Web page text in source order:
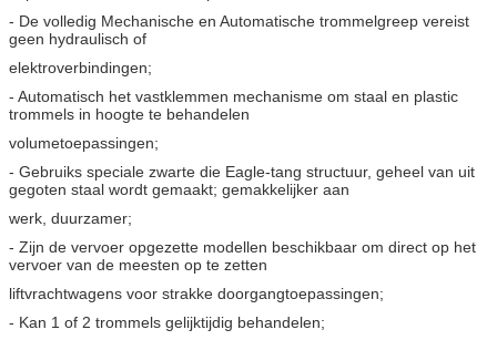
- De volledig Mechanische en Automatische trommelgreep vereist
geen hydraulisch of
elektroverbindingen;
- Automatisch het vastklemmen mechanisme om staal en plastic
trommels in hoogte te behandelen
volumetoepassingen;
- Gebruiks speciale zwarte die Eagle-tang structuur, geheel van uit
gegoten staal wordt gemaakt; gemakkelijker aan
werk, duurzamer;
- Zijn de vervoer opgezette modellen beschikbaar om direct op het
vervoer van de meesten op te zetten
liftvrachtwagens voor strakke doorgangtoepassingen;
- Kan 1 of 2 trommels gelijktijdig behandelen;